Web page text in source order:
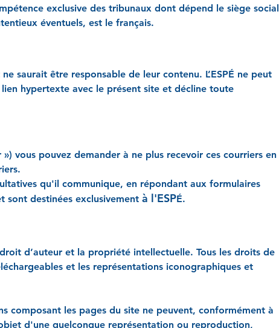
exclusive des tribunaux dont dépend le siège social
éventuels, est le français.
saurait être responsable de leur contenu. L’ESPÉ ne peut
hypertexte avec le présent site et décline toute
vous pouvez demander à ne plus recevoir ces courriers en
qu'il communique, en répondant aux formulaires
sont destinées exclusivement à l'ESPÉ.
d’auteur et la propriété intellectuelle. Tous les droits de
et les représentations iconographiques et
composant les pages du site ne peuvent, conformément à
d'une quelconque représentation ou reproduction,